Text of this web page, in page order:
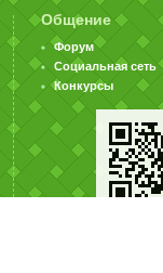
Общение
Форум
Социальная сеть
Конкурсы